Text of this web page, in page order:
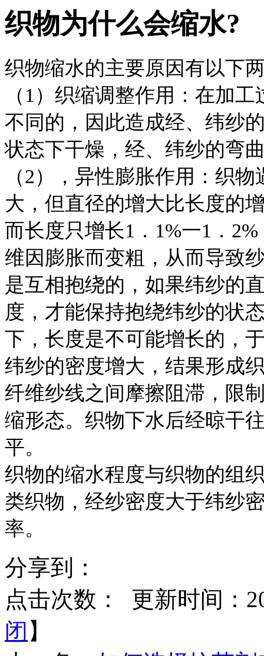
织物为什么会缩水?
织物缩水的主要原因有以下
（1）织缩调整作用：在加
不同的，因此造成经、纬纱
状态下干燥，经、纬纱的弯
（2），异性膨胀作用：织
大，但直径的增大比长度的
而长度只增长1．1%一1．
维因膨胀而变粗，从而导致
是互相抱绕的，如果纬纱的
度，才能保持抱绕纬纱的状
下，长度是不可能增长的，
纬纱的密度增大，结果形成
纤维纱线之间摩擦阻滞，限
缩形态。织物下水后经晾干
平。
织物的缩水程度与织物的组
类织物，经纱密度大于纬纱
率。
分享到：
点击次数：
更新时间：
闭 】